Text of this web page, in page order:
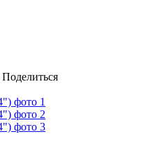
Поделиться